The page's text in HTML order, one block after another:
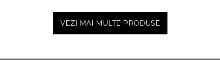
VEZI MAI MULTE PRODUSE